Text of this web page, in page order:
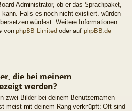
Administrator, ob er das Sprachpaket,
Falls es noch nicht existiert, würden
würdest. Weitere Informationen
von phpBB Limited oder auf phpBB.de
die bei meinem
werden?
zwei Bilder bei deinem Benutzernamen
meist mit deinem Rang verknüpft: Oft sind